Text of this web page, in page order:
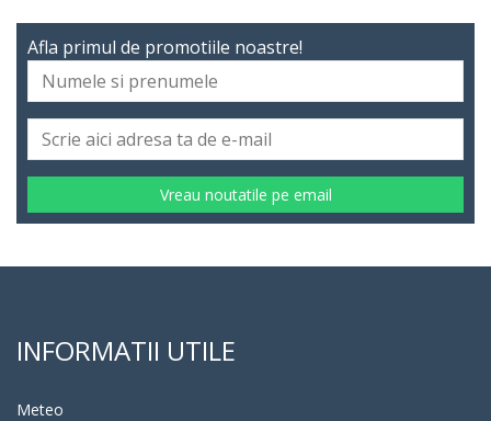
Afla primul de promotiile noastre!
Vreau noutatile pe email
INFORMATII UTILE
Meteo